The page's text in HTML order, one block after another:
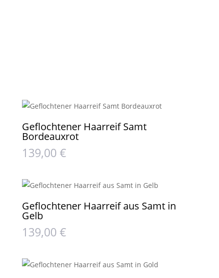
Geflochtener Haarreif Samt
Bordeauxrot
139,00 €
Geflochtener Haarreif aus Samt in
Gelb
139,00 €